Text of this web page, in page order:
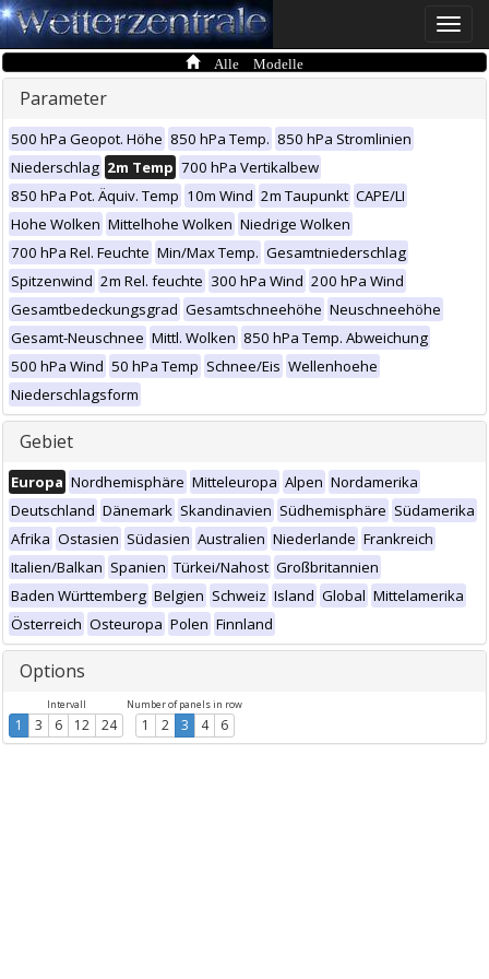
Toggle
Alle Modelle
Parameter
500 hPa Geopot. Höhe 850 hPa Temp. 850 hPa Stromlinien
Niederschlag 2m Temp 700 hPa Vertikalbew
850 hPa Pot. Äquiv. Temp 10m Wind 2m Taupunkt CAPE/LI
Hohe Wolken Mittelhohe Wolken Niedrige Wolken
700 hPa Rel. Feuchte Min/Max Temp. Gesamtniederschlag
Spitzenwind 2m Rel. feuchte 300 hPa Wind 200 hPa Wind
Gesamtbedeckungsgrad Gesamtschneehöhe Neuschneehöhe
Gesamt-Neuschnee Mittl. Wolken 850 hPa Temp. Abweichung
500 hPa Wind 50 hPa Temp Schnee/Eis Wellenhoehe
Niederschlagsform
Gebiet
Europa Nordhemisphäre Mitteleuropa Alpen Nordamerika
Deutschland Dänemark Skandinavien Südhemisphäre Südamerika
Afrika Ostasien Südasien Australien Niederlande Frankreich
Italien/Balkan Spanien Türkei/Nahost Großbritannien
Baden Württemberg Belgien Schweiz Island Global Mittelamerika
Österreich Osteuropa Polen Finnland
Options
Intervall
1 3 6 12 24
Number of panels in row
1 2 3 4 6